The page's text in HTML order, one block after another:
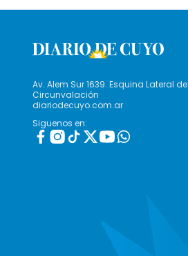
Av. Alem Sur 1639. Esquina Lateral de
Circunvalación
diariodecuyo.com.ar
Siguenos en: